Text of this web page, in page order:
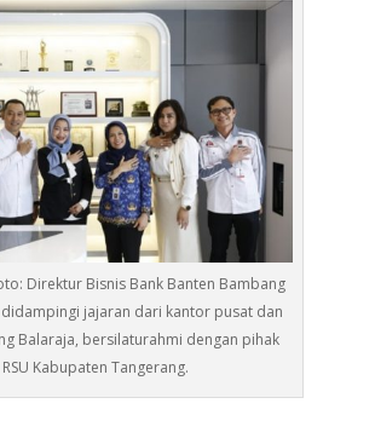
Direktur Bisnis Bank Banten Bambang
jajaran dari kantor pusat dan
Balaraja, bersilaturahmi dengan pihak
RSU Kabupaten Tangerang.